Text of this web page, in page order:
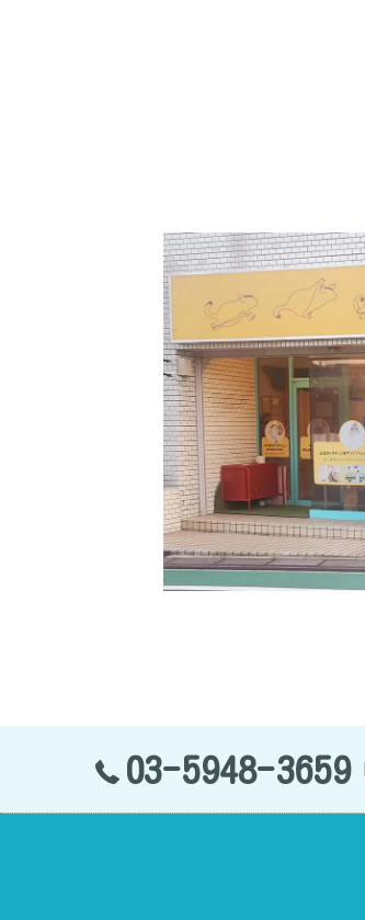
03-5948-3659